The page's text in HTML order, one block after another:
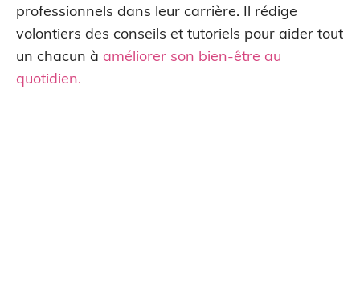
professionnels dans leur carrière. Il rédige
volontiers des conseils et tutoriels pour aider tout
un chacun à améliorer son bien-être au
quotidien.